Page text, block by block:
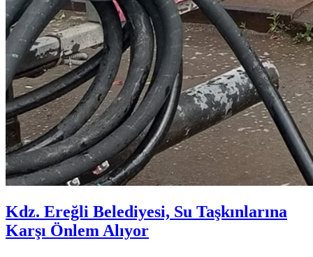
Kdz. Ereğli Belediyesi, Su Taşkınlarına
Karşı Önlem Alıyor